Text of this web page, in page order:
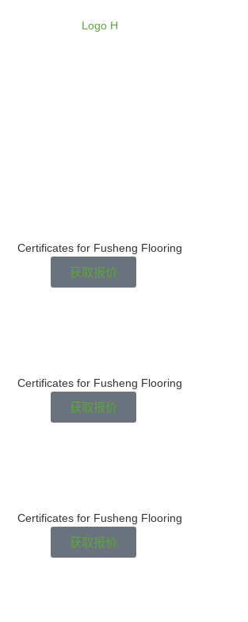
获取报价
获取报价
获取报价